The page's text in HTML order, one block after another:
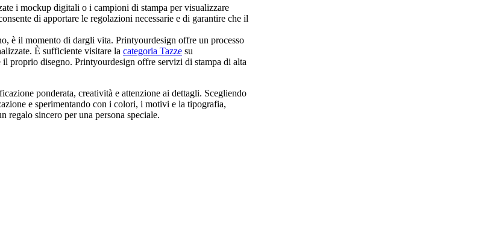
i mockup digitali o i campioni di stampa per visualizzare
di apportare le regolazioni necessarie e di garantire che il
è il momento di dargli vita. Printyourdesign offre un processo
È sufficiente visitare la categoria Tazze su
proprio disegno. Printyourdesign offre servizi di stampa di alta
ponderata, creatività e attenzione ai dettagli. Scegliendo
e sperimentando con i colori, i motivi e la tipografia,
regalo sincero per una persona speciale.